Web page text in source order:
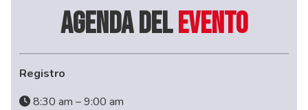
Agenda delevento
Registro
8:30 am – 9:00 am